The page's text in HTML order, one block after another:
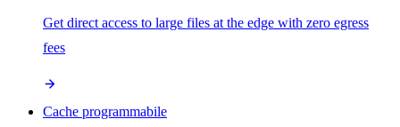
Get direct access to large files at the edge with zero egress
fees
Cache programmabile